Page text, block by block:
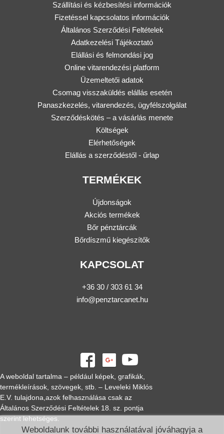
Weboldalunk további használatával jóváhagyja a
Szállítási és kézbesítési információk
Fizetéssel kapcsolatos információk
Általános Szerződési Feltételek
Adatkezelési Tájékoztató
Elállási és felmondási jog
Online vitarendezési platform
Üzemeltetői adatok
Csomag visszaküldés elállás esetén
Panaszkezelés, vitarendezés, ügyfélszolgálat
Szerződéskötés – a vásárlás menete
Költségek
Elérhetőségek
Elállás a szerződéstől - űrlap
TERMÉKEK
Újdonságok
Akciós termékek
Bőr pénztárcák
Bőrdíszmű kiegészítők
KAPCSOLAT
+36 30 / 303 61 34
info@penztarcanet.hu
A weboldal tartalma – például képek, grafikák,
termékleírások, szövegek, stb. – Leveleki Miklós
E.V. tulajdona,azok felhasználása csak az
Általános Szerződési Feltételek 18. sz. pontja
szerint lehetséges.